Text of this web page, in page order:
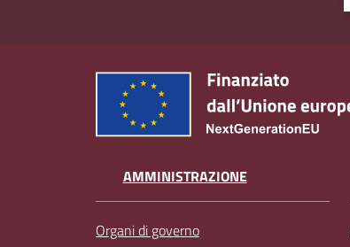
AMMINISTRAZIONE
Organi di governo